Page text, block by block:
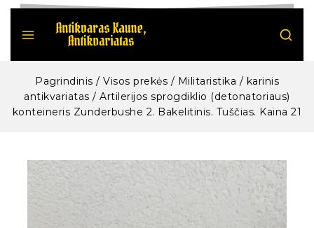
Pagrindinis / Visos prekės / Militaristika / karinis
antikvariatas / Artilerijos sprogdiklio (detonatoriaus)
konteineris Zunderbushe 2. Bakelitinis. Tuščias. Kaina 21